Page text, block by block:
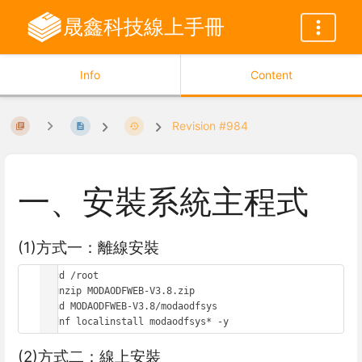
晟鑫科技線上手冊
Info Content
Revision #984
一、安裝系統主程式
(1)方式一：離線安裝
# cd /root
# unzip MODAODFWEB-V3.8.zip
# cd MODAODFWEB-V3.8/modaodfsys
(2)方式二：線上安裝